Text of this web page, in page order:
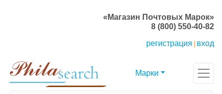
«Магазин Почтовых Марок»
8 (800) 550-40-82
регистрация
вход
Марки